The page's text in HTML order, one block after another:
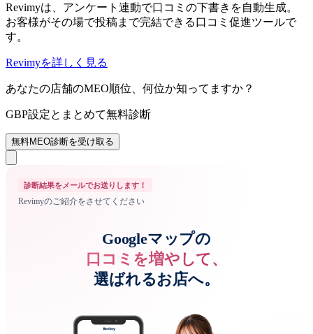
Revimyは、アンケート連動で口コミの下書きを自動生成。
お客様がその場で投稿まで完結できる口コミ促進ツールで
す。
Revimyを詳しく見る
あなたの店舗のMEO順位、何位か知ってますか？
GBP設定とまとめて無料診断
無料MEO診断を受け取る
診断結果をメールでお送りします！
Revimyのご紹介をさせてください
Googleマップの
口コミを増やして、
選ばれるお店へ。